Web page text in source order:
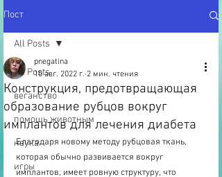
Пост
All Posts
веганство
помощь животным
наука
игры
All Posts
Конструкция, предотвращающая
образование рубцов вокруг
имплантов для лечения диабета
pnegatina
10 авг. 2022 г. 2 мин. чтения
Благодаря новому методу рубцовая ткань,
которая обычно развивается вокруг
имплантов, имеет ровную структуру, что